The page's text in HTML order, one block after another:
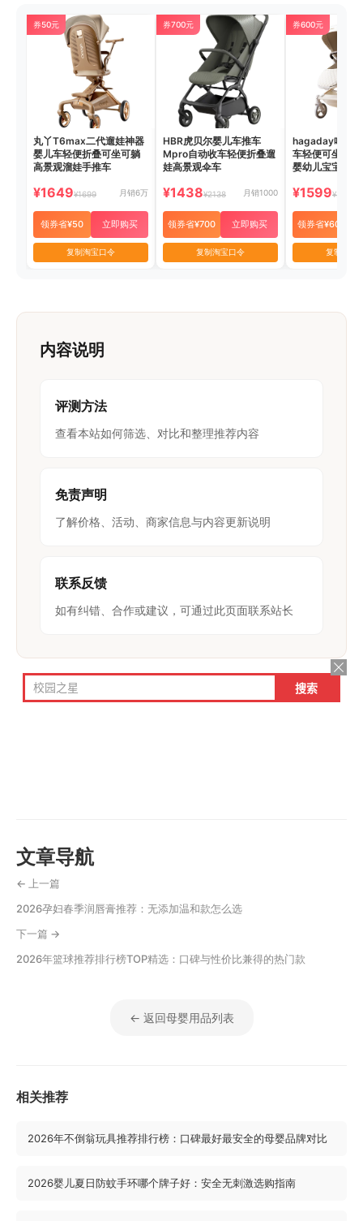
券50元
丸丫T6max二代遛娃神器
婴儿车轻便折叠可坐可躺
高景观溜娃手推车
¥1649¥1699 月销6万
领券省¥50 立即购买
复制淘宝口令
券700元
HBR虎贝尔婴儿车推车
Mpro自动收车轻便折叠遛
娃高景观伞车
¥1438¥2138 月销1000
领券省¥700 立即购买
复制淘宝口令
券600元
hagaday哈卡
车轻便可坐躺
婴幼儿宝宝手推
¥1599¥2199
领券省¥600
复制淘宝
内容说明
评测方法
查看本站如何筛选、对比和整理推荐内容
免责声明
了解价格、活动、商家信息与内容更新说明
联系反馈
如有纠错、合作或建议，可通过此页面联系站长
文章导航
← 上一篇
2026孕妇春季润唇膏推荐：无添加温和款怎么选
下一篇 →
2026年篮球推荐排行榜TOP精选：口碑与性价比兼得的热门款
← 返回母婴用品列表
相关推荐
2026年不倒翁玩具推荐排行榜：口碑最好最安全的母婴品牌对比
2026婴儿夏日防蚊手环哪个牌子好：安全无刺激选购指南